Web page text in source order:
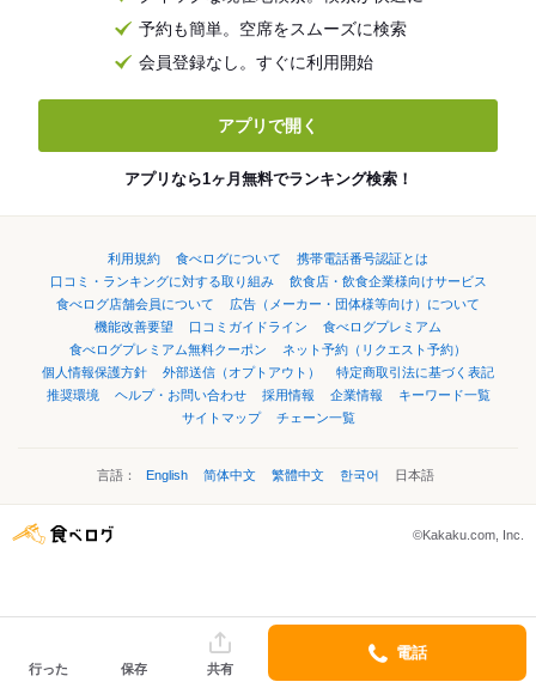
予約も簡単。空席をスムーズに検索
会員登録なし。すぐに利用開始
アプリで開く
アプリなら1ヶ月無料でランキング検索！
利用規約 食べログについて
携帯電話番号認証とは
口コミ・ランキングに対する取り組み
飲食店・飲食企業様向けサービス
食べログ店舗会員について
広告（メーカー・団体様等向け）について
機能改善要望
口コミガイドライン
食べログプレミアム
食べログプレミアム無料クーポン
ネット予約（リクエスト予約）
個人情報保護方針
外部送信（オプトアウト）
特定商取引法に基づく表記
推奨環境
ヘルプ・お問い合わせ 採用情報 企業情報
キーワード一覧
サイトマップ
チェーン一覧
言語： English 简体中文 繁體中文 한국어 日本語
©Kakaku.com, Inc.
行った 保存 共有
電話